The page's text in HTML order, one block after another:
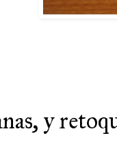
y